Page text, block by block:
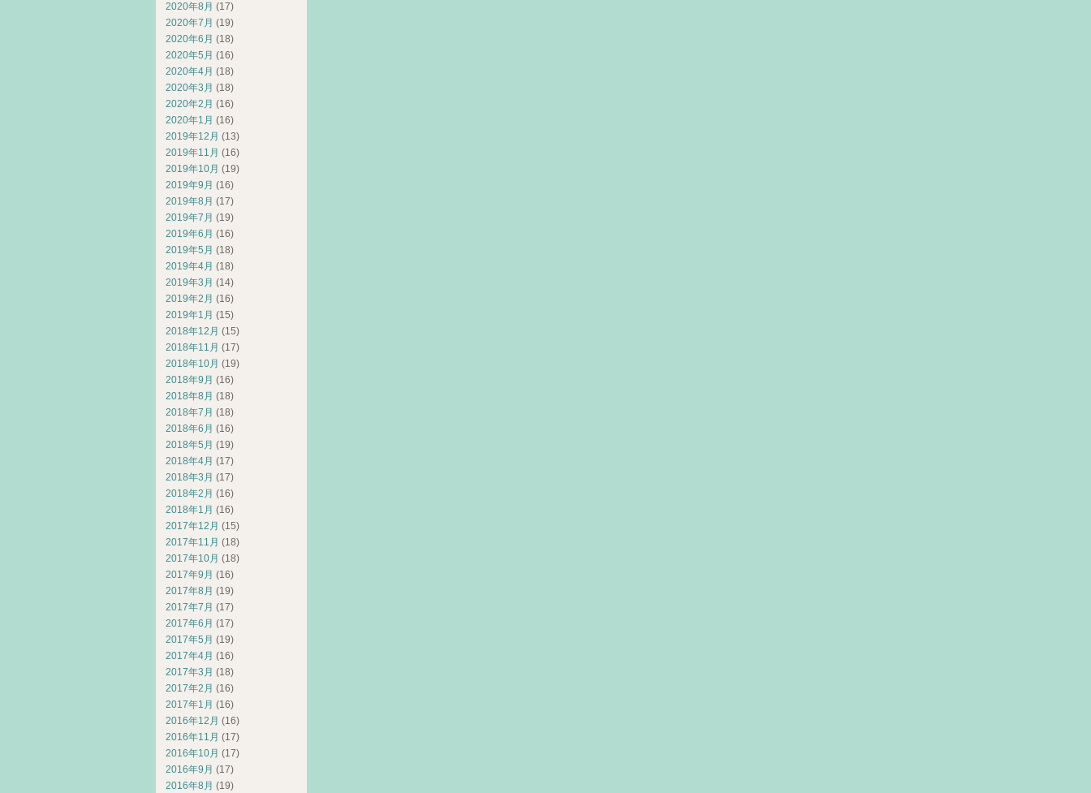
2020年8月 (17)
2020年7月 (19)
2020年6月 (18)
2020年5月 (16)
2020年4月 (18)
2020年3月 (18)
2020年2月 (16)
2020年1月 (16)
2019年12月 (13)
2019年11月 (16)
2019年10月 (19)
2019年9月 (16)
2019年8月 (17)
2019年7月 (19)
2019年6月 (16)
2019年5月 (18)
2019年4月 (18)
2019年3月 (14)
2019年2月 (16)
2019年1月 (15)
2018年12月 (15)
2018年11月 (17)
2018年10月 (19)
2018年9月 (16)
2018年8月 (18)
2018年7月 (18)
2018年6月 (16)
2018年5月 (19)
2018年4月 (17)
2018年3月 (17)
2018年2月 (16)
2018年1月 (16)
2017年12月 (15)
2017年11月 (18)
2017年10月 (18)
2017年9月 (16)
2017年8月 (19)
2017年7月 (17)
2017年6月 (17)
2017年5月 (19)
2017年4月 (16)
2017年3月 (18)
2017年2月 (16)
2017年1月 (16)
2016年12月 (16)
2016年11月 (17)
2016年10月 (17)
2016年9月 (17)
2016年8月 (19)